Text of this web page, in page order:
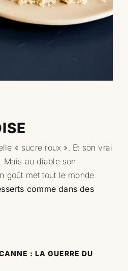
« sucre roux ». Et son vrai
Mais au diable son
goût met tout le monde
comme dans des
: LA GUERRE DU